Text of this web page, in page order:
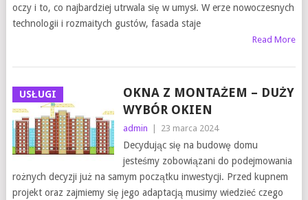
oczy i to, co najbardziej utrwala się w umysł. W erze nowoczesnych
technologii i rozmaitych gustów, fasada staje
Read More
USŁUGI
OKNA Z MONTAŻEM – DUŻY
WYBÓR OKIEN
admin 23 marca 2024
Decydując się na budowę domu
jesteśmy zobowiązani do podejmowania
rożnych decyzji już na samym początku inwestycji. Przed kupnem
projekt oraz zajmiemy się jego adaptacją musimy wiedzieć czego